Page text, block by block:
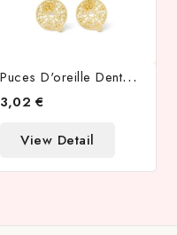
P
Uces D'oreille Dentelle Filigrane 16mm En Acier Inoxydable 304 Doré
3,02 €
View Detail